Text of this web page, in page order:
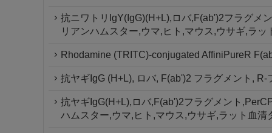
抗ニワトリIgY(IgG)(H+L),ロバ,F(ab')2フラグメ
リアンハムスター,ウマ,ヒト,マウス,ウサギ,ラ
Rhodamine (TRITC)-conjugated AffiniPureR
抗ヤギIgG (H+L), ロバ, F(ab')2 フラグメント,
抗ヤギIgG(H+L),ロバ,F(ab')2フラグメント
ハムスター,ウマ,ヒト,マウス,ウサギ,ラット血清